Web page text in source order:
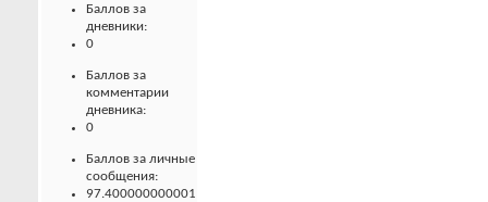
Баллов за
дневники:
0
Баллов за
комментарии
дневника:
0
Баллов за личные
сообщения:
97.400000000001